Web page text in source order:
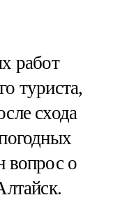
работ
туриста,
схода
вопрос о